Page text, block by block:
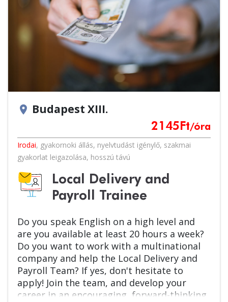
location_on Budapest XIII.
2145 Ft/óra
Irodai, gyakornoki állás, nyelvtudást igénylő, szakmai
gyakorlat leigazolása, hosszú távú
Local Delivery and
Payroll Trainee
Do you speak English on a high level and
are you available at least 20 hours a week?
Do you want to work with a multinational
company and help the Local Delivery and
Payroll Team? If yes, don't hesitate to
apply! Join the team, and develop your
career in an encouraging, forward-thinking